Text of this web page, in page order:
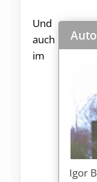
Igor
Und
auch
im